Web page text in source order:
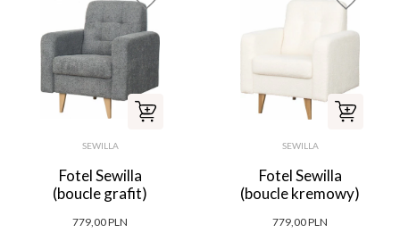
SEWILLA
Fotel Sewilla
(boucle grafit)
779,00 PLN
SEWILLA
Fotel Sewilla
(boucle kremowy)
779,00 PLN